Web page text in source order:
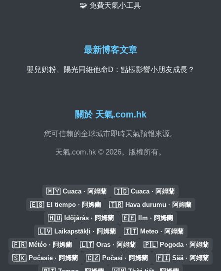
關於 天氣.com.hk
您可信賴的全球城市即時天氣預報來源。
天氣.com.hk © 2026。版權所有。
🧩 免費天氣小工具
最新博客文章
嬰兒奶粉、陽光同維他命D：點樣影響小朋友成長？
🇲🇾 Cuaca · 阿姆蘭 🇮🇩 Cuaca · 阿姆蘭
🇪🇸 El tiempo · 阿姆蘭 🇹🇷 Hava durumu · 阿姆蘭
🇭🇺 Időjárás · 阿姆蘭 🇪🇪 Ilm · 阿姆蘭
🇱🇻 Laikapstākļi · 阿姆蘭 🇮🇹 Meteo · 阿姆蘭
🇫🇷 Météo · 阿姆蘭 🇱🇹 Oras · 阿姆蘭 🇵🇱 Pogoda · 阿姆蘭
🇸🇰 Počasie · 阿姆蘭 🇨🇿 Počasí · 阿姆蘭 🇫🇮 Sää · 阿姆蘭